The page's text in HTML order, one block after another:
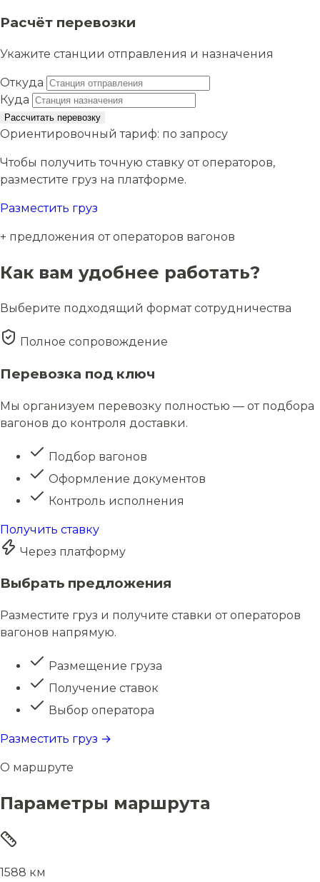
Расчёт перевозки
Укажите станции отправления и назначения
Откуда
Куда
Рассчитать перевозку
Ориентировочный тариф: по запросу
Чтобы получить точную ставку от операторов,
разместите груз на платформе.
Разместить груз
+ предложения от операторов вагонов
Как вам удобнее работать?
Выберите подходящий формат сотрудничества
Полное сопровождение
Перевозка под ключ
Мы организуем перевозку полностью — от подбора
вагонов до контроля доставки.
Подбор вагонов
Оформление документов
Контроль исполнения
Получить ставку
Через платформу
Выбрать предложения
Разместите груз и получите ставки от операторов
вагонов напрямую.
Размещение груза
Получение ставок
Выбор оператора
Разместить груз →
О маршруте
Параметры маршрута
1588 км